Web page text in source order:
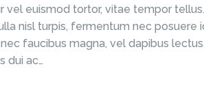
vel euismod tortor, vitae tempor
nisl turpis, fermentum nec posuere
faucibus magna, vel dapibus lectus.
dui ac…